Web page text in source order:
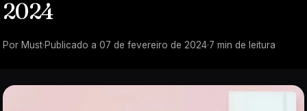
2024
Por Must·Publicado a 07 de fevereiro de 2024·7 min de leitura